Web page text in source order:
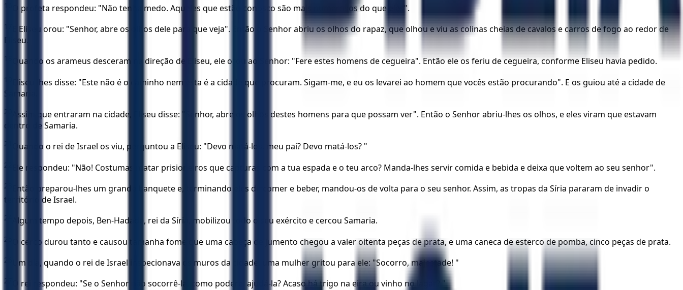
16 O profeta respondeu: "Não tenha medo. Aqueles que estão conosco são mais numerosos do que eles".
17
E Eliseu orou: "Senhor, abre os olhos dele para que veja". Então o Senhor abriu os olhos do rapaz, que olhou e viu as colinas cheias de cavalos e carros de fogo ao redor de
Eliseu.
18 Quando os arameus desceram na direção de Eliseu, ele orou ao Senhor: "Fere estes homens de cegueira". Então ele os feriu de cegueira, conforme Eliseu havia pedido.
19
Eliseu lhes disse: "Este não é o caminho nem esta é a cidade que procuram. Sigam-me, e eu os levarei ao homem que vocês estão procurando". E os guiou até a cidade de
Samaria.
20
Assim que entraram na cidade, Eliseu disse: "Senhor, abre os olhos destes homens para que possam ver". Então o Senhor abriu-lhes os olhos, e eles viram que estavam
dentro de Samaria.
21 Quando o rei de Israel os viu, perguntou a Eliseu: "Devo matá-los, meu pai? Devo matá-los? "
22 Ele respondeu: "Não! Costumas matar prisioneiros que capturas com a tua espada e o teu arco? Manda-lhes servir comida e bebida e deixa que voltem ao seu senhor".
23
Então preparou-lhes um grande banquete e, terminando eles de comer e beber, mandou-os de volta para o seu senhor. Assim, as tropas da Síria pararam de invadir o
território de Israel.
24 Algum tempo depois, Ben-Hadade, rei da Síria, mobilizou todo o seu exército e cercou Samaria.
25 O cerco durou tanto e causou tamanha fome que uma cabeça de jumento chegou a valer oitenta peças de prata, e uma caneca de esterco de pomba, cinco peças de prata.
26 Um dia, quando o rei de Israel inspecionava os muros da cidade, uma mulher gritou para ele: "Socorro, majestade! "
27 O rei respondeu: "Se o Senhor não socorrê-la, como poderei ajudá-la? Acaso há trigo na eira ou vinho no lagar? "